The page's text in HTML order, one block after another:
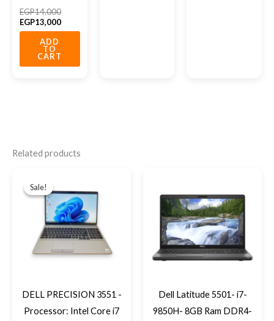
EGP14,000
EGP13,000
ADD
TO
CART
Related products
Sale!
Sale!
DELL PRECISION 3551 -
Processor: Intel Core i7
was:
EGP22,500.
Dell Latitude 5501- i7-
9850H- 8GB Ram DDR4-